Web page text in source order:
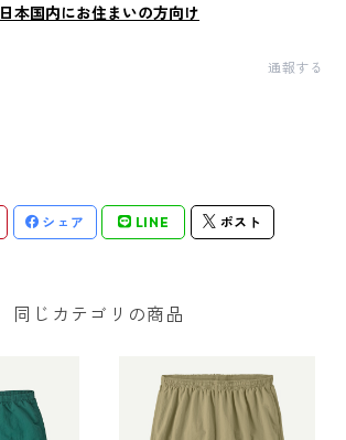
日本国内にお住まいの方向け
通報する
シェア LINE ポスト
同じカテゴリの商品